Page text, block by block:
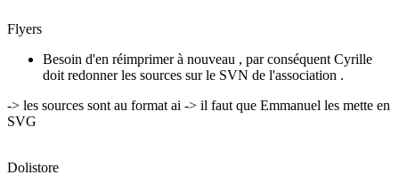
Flyers
Besoin d'en réimprimer à nouveau , par conséquent Cyrille
doit redonner les sources sur le SVN de l'association .
-> les sources sont au format ai -> il faut que Emmanuel les mette en
SVG
Dolistore